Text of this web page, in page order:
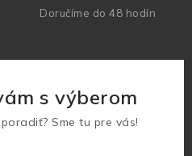
Doručíme do 48 hodín
s výberom
Sme tu pre vás!